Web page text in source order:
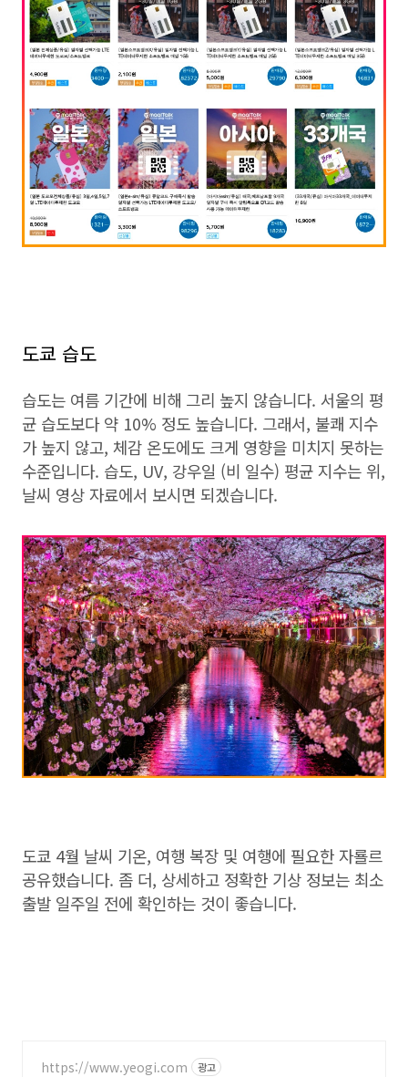
도쿄 습도
습도는 여름 기간에 비해 그리 높지 않습니다. 서울의 평
균 습도보다 약 10% 정도 높습니다. 그래서, 불쾌 지수
가 높지 않고, 체감 온도에도 크게 영향을 미치지 못하는
수준입니다. 습도, UV, 강우일 (비 일수) 평균 지수는 위,
날씨 영상 자료에서 보시면 되겠습니다.
도쿄 4월 날씨 기온, 여행 복장 및 여행에 필요한 자룔르
공유했습니다. 좀 더, 상세하고 정확한 기상 정보는 최소
출발 일주일 전에 확인하는 것이 좋습니다.
https://www.yeogi.com 광고